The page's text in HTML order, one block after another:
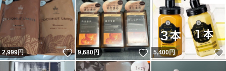
2,999円 いいね！
9,680円 いいね！
5,400円